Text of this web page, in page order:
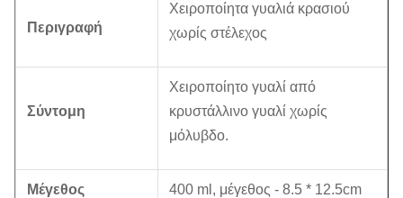
Περιγραφή
Χειροποίητα γυαλιά κρασιού
χωρίς στέλεχος
Σύντομη
Χειροποίητο γυαλί από
κρυστάλλινο γυαλί χωρίς
μόλυβδο.
Μέγεθος 400 ml, μέγεθος - 8.5 * 12.5cm